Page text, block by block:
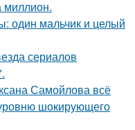
миллион.
один мальчик и целый
сериалов
Самойлова всё
шокирующего